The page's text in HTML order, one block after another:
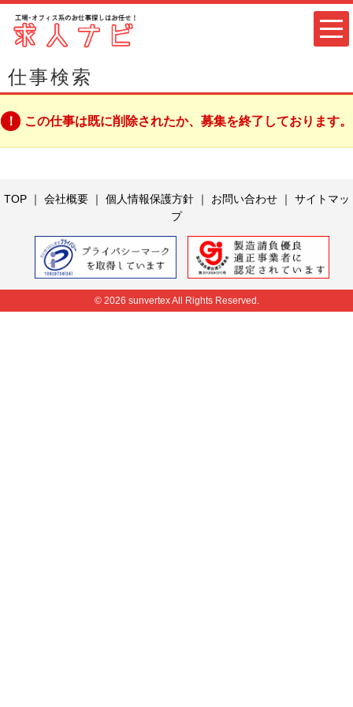
仕事検索
この仕事は既に削除されたか、募集を終了しております。
TOP｜ 会社概要｜ 個人情報保護方針｜ お問い合わせ｜ サイトマッ
プ
© 2026 sunvertex All Rights Reserved.